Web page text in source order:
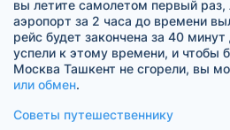
вы летите самолетом первый раз,
аэропорт за 2 часа до времени
рейс будет закончена за 40
успели к этому времени, и чтобы
Москва Ташкент не сгорели, вы
или обмен.
Советы путешественнику